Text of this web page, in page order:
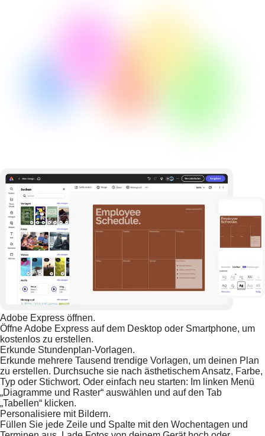
Adobe Express öffnen.
Öffne Adobe Express auf dem Desktop oder Smartphone, um
kostenlos zu erstellen.
Erkunde Stundenplan-Vorlagen.
Erkunde mehrere Tausend trendige Vorlagen, um deinen Plan
zu erstellen. Durchsuche sie nach ästhetischem Ansatz, Farbe,
Typ oder Stichwort. Oder einfach neu starten: Im linken Menü
„Diagramme und Raster“ auswählen und auf den Tab
„Tabellen“ klicken.
Personalisiere mit Bildern.
Füllen Sie jede Zeile und Spalte mit den Wochentagen und